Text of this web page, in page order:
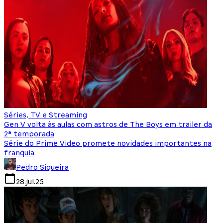
Séries, TV e Streaming
Gen V volta às aulas com astros de The Boys em trailer da
2ª temporada
Série do Prime Video promete novidades importantes na
franquia
Pedro Siqueira
28.jul.25